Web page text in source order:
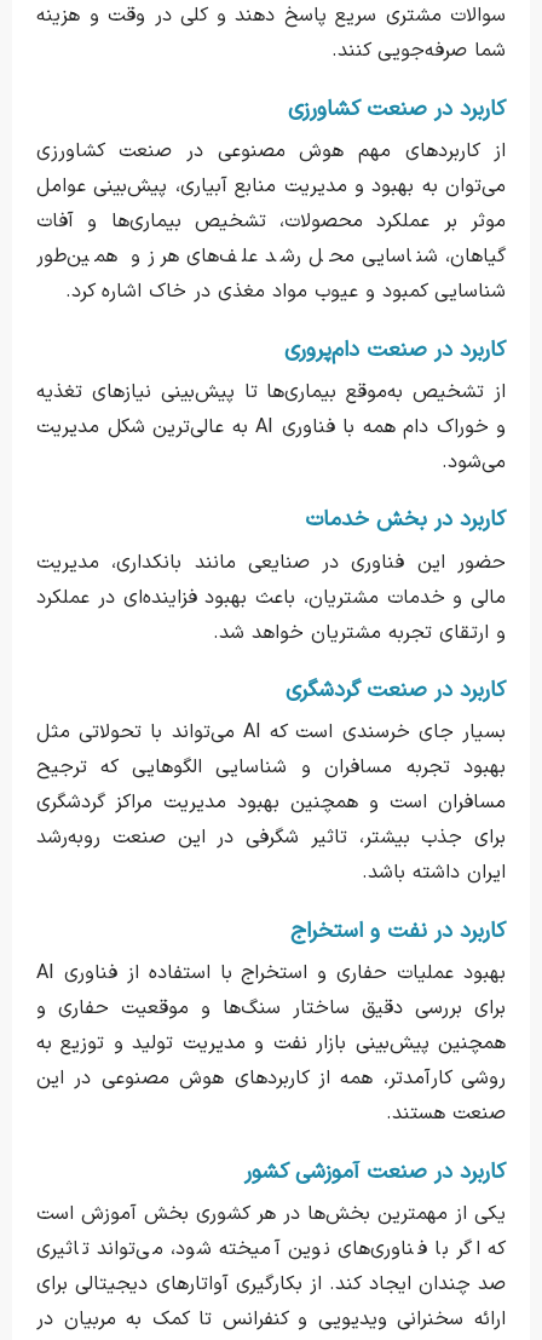
سوالات مشتری سریع پاسخ دهند و کلی در وقت و هزینه
شما صرفه‌جویی کنند.
کاربرد در صنعت کشاورزی
از کاربردهای مهم هوش مصنوعی در صنعت کشاورزی
می‌توان به بهبود و مدیریت منابع آبیاری، پیش‌بینی عوامل
موثر بر عملکرد محصولات،‌ تشخیص بیماری‌ها و آفات
گیاهان، شناسایی محل رشد علف‌های هرز و همین‌طور
شناسایی کمبود و عیوب مواد مغذی در خاک اشاره کرد.
کاربرد در صنعت دام‌پروری
از تشخیص به‌موقع بیما‌ری‌ها تا پیش‌بینی نیازهای تغذیه
و خوراک دام همه با فناوری AI به عالی‌ترین شکل مدیریت
می‌شود.
کاربرد در بخش خدمات
حضور این فناوری در صنایعی مانند بانکداری، مدیریت
مالی و خدمات مشتریان، باعث بهبود فزاینده‌ای در عملکرد
و ارتقای تجربه مشتریان خواهد شد.
کاربرد در صنعت گردشگری
بسیار جای خرسندی است که AI می‌تواند با تحولاتی مثل
بهبود تجربه مسافران و شناسایی الگوهایی که ترجیح
مسافران است و همچنین بهبود مدیریت مراکز گردشگری
برای جذب بیشتر، تاثیر شگرفی در این صنعت روبه‌رشد
ایران داشته باشد.
کاربرد در نفت و استخراج
بهبود عملیات حفاری و استخراج با استفاده از فناوری AI
برای بررسی دقیق ساختار سنگ‌ها و موقعیت حفاری و
همچنین پیش‌بینی بازار نفت و مدیریت تولید و توزیع به
روشی کارآمدتر، همه از کاربردهای هوش مصنوعی در این
صنعت هستند.
کاربرد در صنعت آموزشی کشور
یکی از مهمترین بخش‌ها در هر کشوری بخش آموزش است
که اگر با فناوری‌های نوین آمیخته شود، می‌تواند تاثیری
صد چندان ایجاد کند. از بکارگیری آواتارهای دیجیتالی برای
ارائه سخنرانی ویدیویی و کنفرانس تا کمک به مربیان در